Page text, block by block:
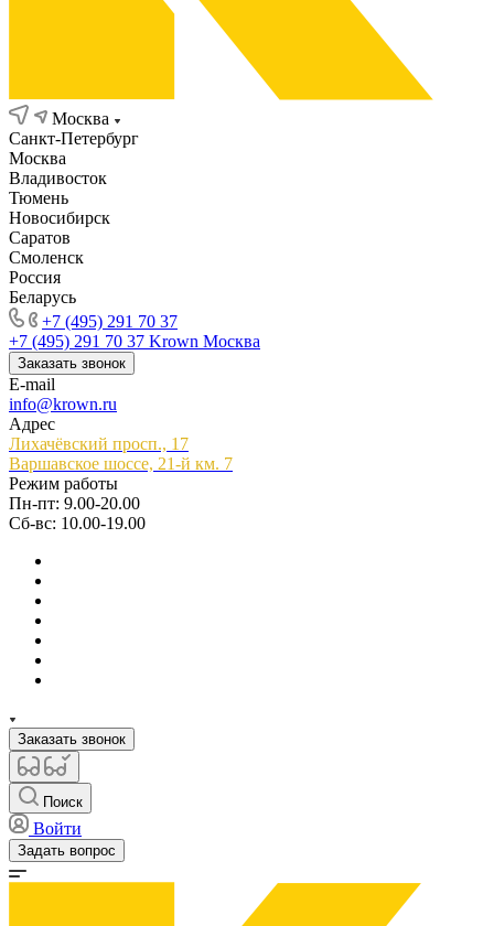
Москва
Санкт-Петербург
Москва
Владивосток
Тюмень
Новосибирск
Саратов
Смоленск
Россия
Беларусь
+7 (495) 291 70 37
+7 (495) 291 70 37 Krown Москва
Заказать звонок
E-mail
info@krown.ru
Адрес
Лихачёвский просп., 17
Варшавское шоссе, 21-й км. 7
Режим работы
Пн-пт: 9.00-20.00
Сб-вс: 10.00-19.00
Заказать звонок
Поиск
Войти
Задать вопрос